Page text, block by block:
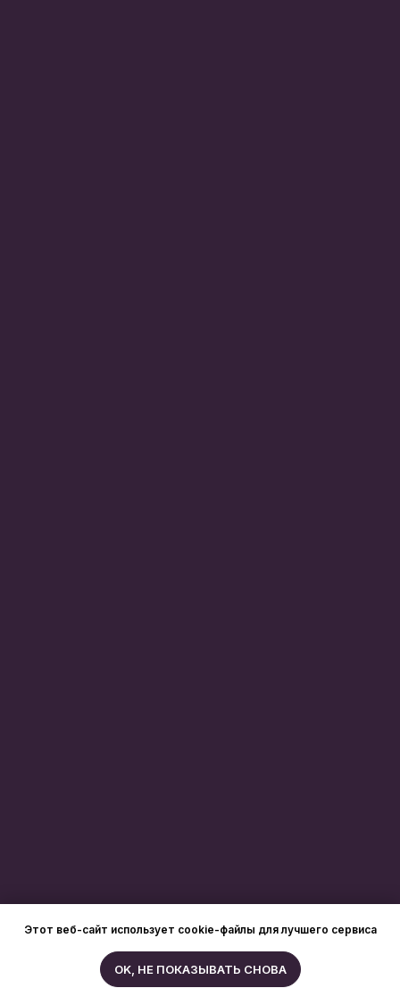
Этот веб-сайт использует cookie-файлы для лучшего сервиса
OK, НЕ ПОКАЗЫВАТЬ СНОВА
Присоединиться в Telegram